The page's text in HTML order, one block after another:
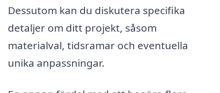
Dessutom kan du diskutera specifika
detaljer om ditt projekt, såsom
materialval, tidsramar och eventuella
unika anpassningar.